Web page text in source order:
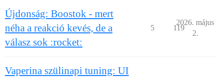
Újdonság: Boostok - mert
néha a reakció kevés, de a
válasz sok :rocket:
5 119
2026. május
2.
Vaperina szülinapi tuning: UI